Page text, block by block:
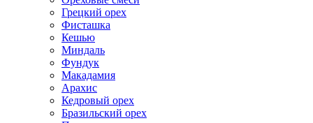
Грецкий орех
Фисташка
Кешью
Миндаль
Фундук
Макадамия
Арахис
Кедровый орех
Бразильский орех